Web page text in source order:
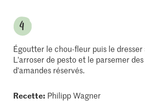
Égoutter le chou-fleur puis le dresser
L'arroser de pesto et le parsemer
d'amandes réservés.
Recette: Philipp Wagner